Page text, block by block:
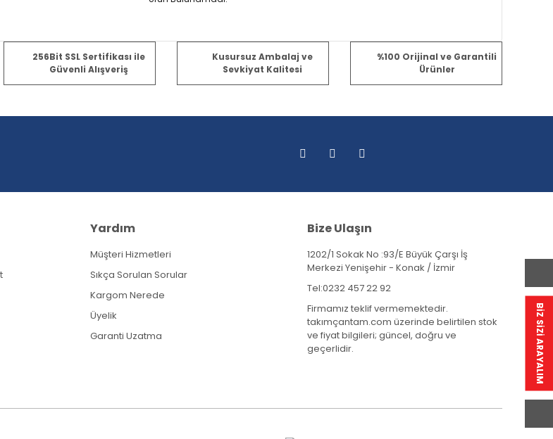
256Bit SSL Sertifikası ile
Güvenli Alışveriş
Kusursuz Ambalaj ve
Sevkiyat Kalitesi
%100 Orijinal ve Garantili
Ürünler
Yardım
Müşteri Hizmetleri
Sıkça Sorulan Sorular
Kargom Nerede
Üyelik
Garanti Uzatma
Bize Ulaşın
1202/1 Sokak No :93/E Büyük Çarşı İş
Merkezi Yenişehir - Konak / İzmir
Tel:0232 457 22 92
Firmamız teklif vermemektedir.
takımçantam.com üzerinde belirtilen stok
ve fiyat bilgileri; güncel, doğru ve
geçerlidir.
BİZ SİZİ ARAYALIM